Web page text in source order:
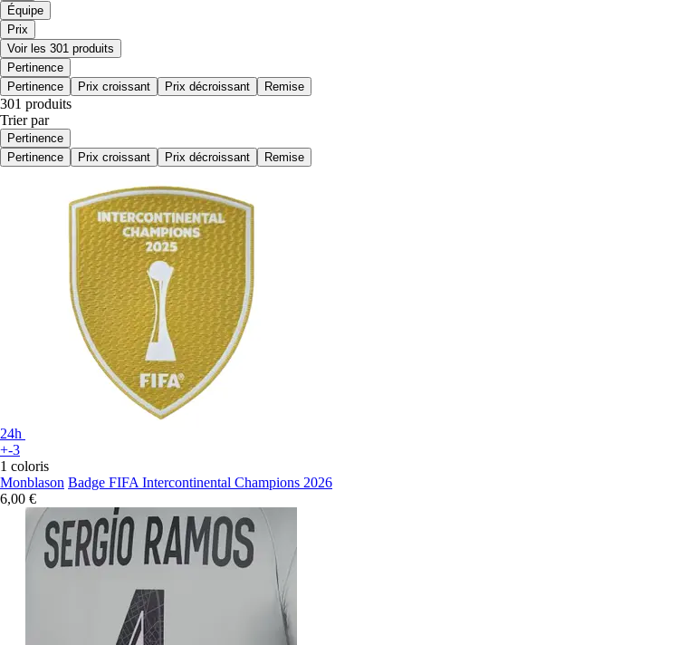
Équipe
Prix
Voir les 301 produits
Pertinence
Pertinence
Prix croissant Prix décroissant Remise
301 produits
Trier par
Pertinence
Pertinence
Prix croissant Prix décroissant Remise
24h
+-3
1 coloris
Monblason Badge FIFA Intercontinental Champions 2026
6,00 €